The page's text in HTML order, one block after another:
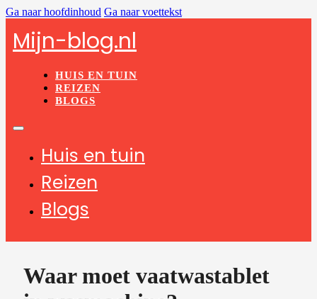
Ga naar hoofdinhoud Ga naar voettekst
Mijn-blog.nl
HUIS EN TUIN
REIZEN
BLOGS
Huis en tuin
Reizen
Blogs
Waar moet vaatwastablet